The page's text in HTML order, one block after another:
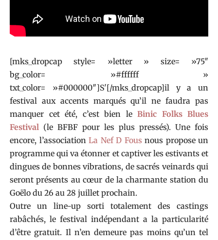
[mks_dropcap style= »letter » size= »75″
bg_color= »#ffffff »
txt_color= »#000000″]S'[/mks_dropcap]il y a un
festival aux accents marqués qu’il ne faudra pas
manquer cet été, c’est bien le Binic Folks Blues
Festival (le BFBF pour les plus pressés). Une fois
encore, l’association La Nef D Fous nous propose un
programme qui va étonner et captiver les estivants et
dingues de bonnes vibrations, de sacrés veinards qui
seront présents au cœur de la charmante station du
Goëlo du 26 au 28 juillet prochain.
Outre un line-up sorti totalement des castings
rabâchés, le festival indépendant a la particularité
d’être gratuit. Il n’en demeure pas moins qu’un tel